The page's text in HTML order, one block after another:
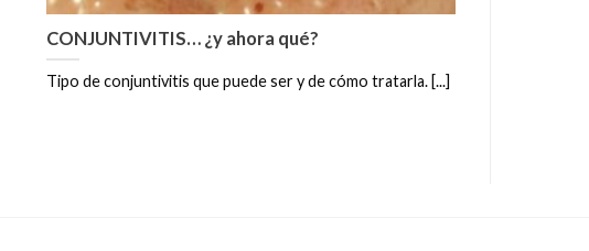
CONJUNTIVITIS… ¿y ahora qué?
Tipo de conjuntivitis que puede ser y de cómo tratarla. [...]